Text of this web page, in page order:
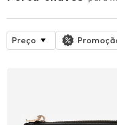
Preço